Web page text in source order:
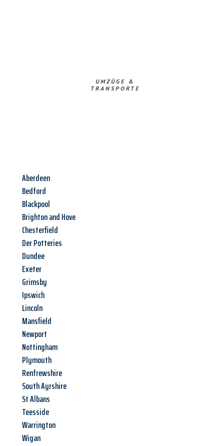
UMZÜGE &
TRANSPORTE
Aberdeen
Bedford
Blackpool
Brighton and Hove
Chesterfield
Der Potteries
Dundee
Exeter
Grimsby
Ipswich
Lincoln
Mansfield
Newport
Nottingham
Plymouth
Renfrewshire
South Ayrshire
St Albans
Teesside
Warrington
Wigan